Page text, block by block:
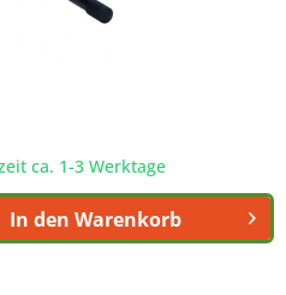
ca. 1-3 Werktage
In den Warenkorb